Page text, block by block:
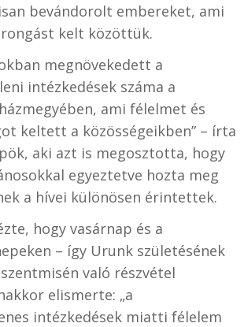
bevándorolt embereket, ami
kelt közöttük.
megnövekedett a
intézkedések száma a
ami félelmet és
keltett a közösségeikben” – írta
aki azt is megosztotta, hogy
egyeztetve hozta meg
a hívei különösen érintettek.
hogy vasárnap és a
– így Urunk születésének
való részvétel
elismerte: „a
intézkedések miatti félelem